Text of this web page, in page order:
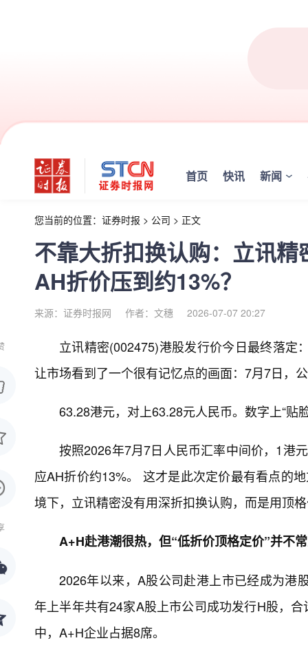
首页 快讯 新闻
您当前的位置： 证券时报 > 公司 > 正文
不靠大折扣换认购：立讯
AH折价压到约13%？
来源：证券时报网 作者：文穗 2026-07-07 20:27
立讯精密(002475)港股发行价今日最终落定
让市场看到了一个很有记忆点的画面：7月7日，
63.28港元，对上63.28元人民币。数字上“贴
按照2026年7月7日人民币汇率中间价，1港
应AH折价约13%。 这才是此次定价最有看点的
境下，立讯精密没有用深折扣换认购，而是用顶
A+H赴港潮很热，但“低折价顶格定价”并不
2026年以来，A股公司赴港上市已经成为港
年上半年共有24家A股上市公司成功发行H股，
中，A+H企业占据8席。